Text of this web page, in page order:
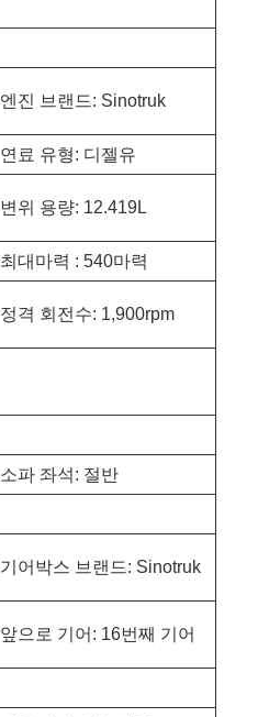
엔진 브랜드: Sinotruk
연료 유형: 디젤유
변위 용량: 12.419L
최대마력 : 540마력
정격 회전수: 1,900rpm
소파 좌석: 절반
기어박스 브랜드: Sinotruk
앞으로 기어: 16번째 기어